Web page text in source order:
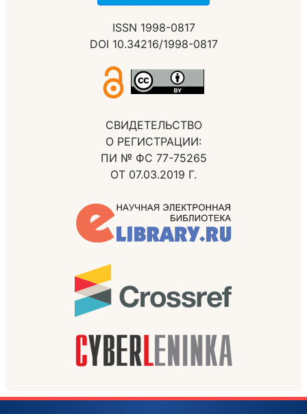
ISSN 1998-0817
DOI 10.34216/1998-0817
СВИДЕТЕЛЬСТВО
О РЕГИСТРАЦИИ:
ПИ № ФС 77-75265
ОТ 07.03.2019 Г.